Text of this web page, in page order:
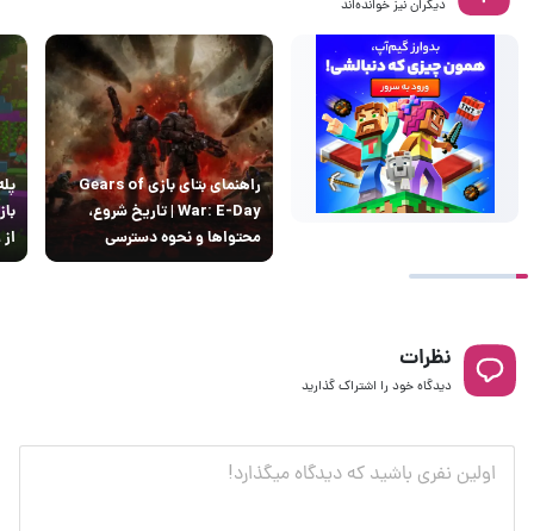
دیگران نیز خوانده‌اند
راهنمای بتای بازی Gears of
War: E-Day | تاریخ‌ شروع،
محتواها و نحوه دسترسی
از ۹ سال انتظار
نظرات
دیدگاه خود را اشتراک گذارید